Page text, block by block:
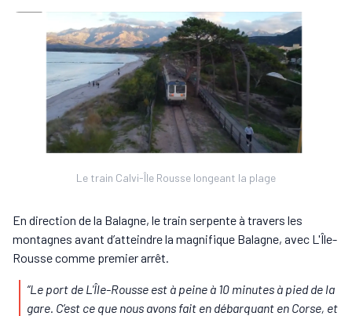
Le train Calvi-Île Rousse longeant la plage
En direction de la Balagne, le train serpente à travers les
montagnes avant d’atteindre la magnifique Balagne, avec L'Île-
Rousse comme premier arrêt.
“Le port de L'Île-Rousse est à peine à 10 minutes à pied de la
gare. C’est ce que nous avons fait en débarquant en Corse, et